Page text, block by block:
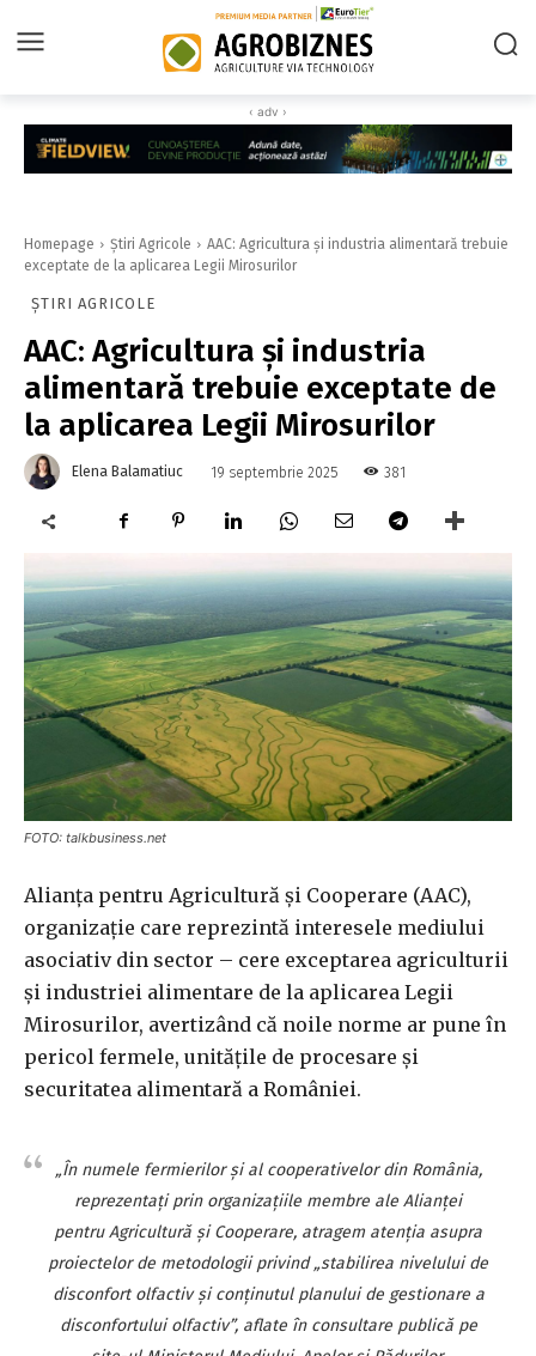
‹ adv ›
Homepage Știri Agricole
AAC: Agricultura şi industria alimentară trebuie
exceptate de la aplicarea Legii Mirosurilor
ȘTIRI AGRICOLE
AAC: Agricultura şi industria
alimentară trebuie exceptate de
la aplicarea Legii Mirosurilor
Elena Balamatiuc 19 septembrie 2025 381
FOTO: talkbusiness.net
Alianţa pentru Agricultură şi Cooperare (AAC),
organizaţie care reprezintă interesele mediului
asociativ din sector – cere exceptarea agriculturii
şi industriei alimentare de la aplicarea Legii
Mirosurilor, avertizând că noile norme ar pune în
pericol fermele, unităţile de procesare şi
securitatea alimentară a României.
„În numele fermierilor şi al cooperativelor din România,
reprezentaţi prin organizaţiile membre ale Alianţei
pentru Agricultură şi Cooperare, atragem atenţia asupra
proiectelor de metodologii privind „stabilirea nivelului de
disconfort olfactiv şi conţinutul planului de gestionare a
disconfortului olfactiv”, aflate în consultare publică pe